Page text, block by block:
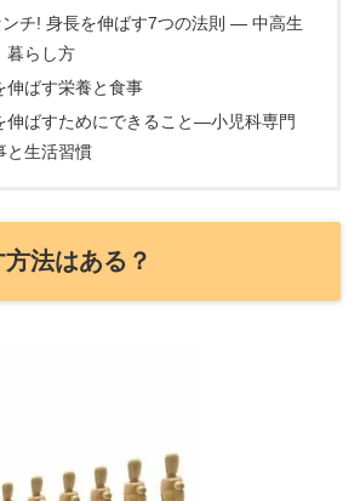
チ! 身長を伸ばす7つの法則 ― 中高生
暮らし方
伸ばす栄養と食事
伸ばすためにできること―小児科専門
と生活習慣
法はある？